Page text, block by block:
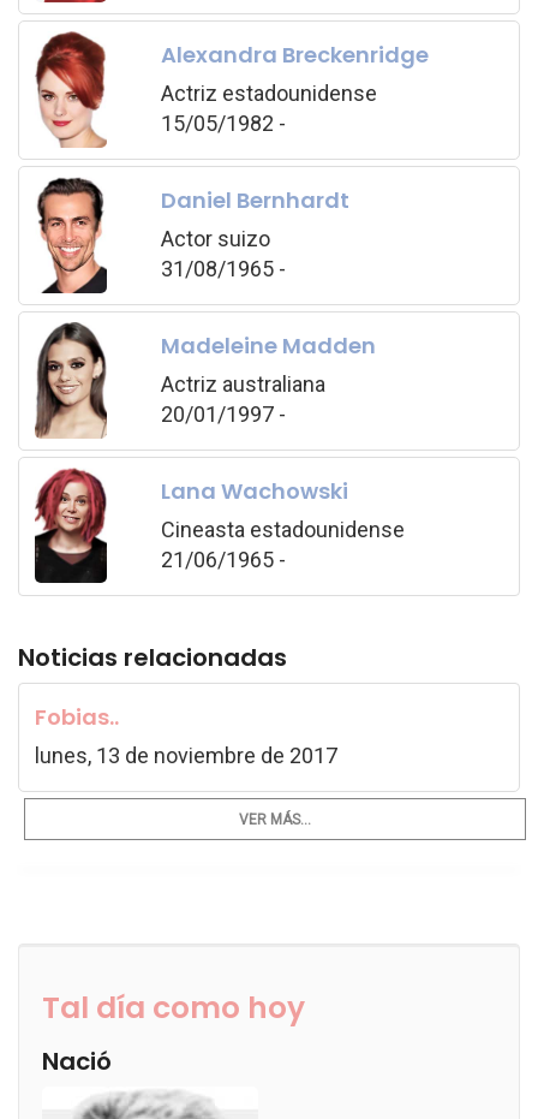
Alexandra Breckenridge
Actriz estadounidense
15/05/1982 -
Daniel Bernhardt
Actor suizo
31/08/1965 -
Madeleine Madden
Actriz australiana
20/01/1997 -
Lana Wachowski
Cineasta estadounidense
21/06/1965 -
Noticias relacionadas
Fobias..
lunes, 13 de noviembre de 2017
VER MÁS...
Tal día como hoy
Nació